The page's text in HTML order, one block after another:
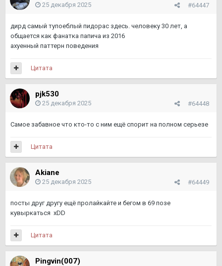
#64447
25 декабря 2025
дирд самый тупоеблый пидорас здесь. человеку 30 лет, а
общается как фанатка папича из 2016
ахуенный паттерн поведения
Цитата
pjk530
#64448
25 декабря 2025
Самое забавное что кто-то с ним ещё спорит на полном серьезе
Цитата
Akiane
#64449
25 декабря 2025
посты друг другу ещё пролайкайте и бегом в 69 позе
кувыркаться xDD
Цитата
Pingvin(007)